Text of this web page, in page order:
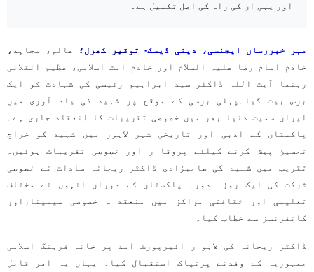
اور یہی ان کی راہ کی اصل تکمیل ہے۔
مہر خبررساں ایجنسی، دینی ڈیسک- توقیر کھرل؛
عالم، مجاہد،
خادمِ امام رضا علیہ السلام اور خادمِ امت اسلامی، عظیم انقلابی
رہنما آیت اللہ ڈاکٹر سید ابراہیم رئیسی کی شہادت کو ایک
برس بیت گیا۔پہلی برسی کے موقع پر شہید کی یاد آوری میں
ایران سمیت دنیا بھر میں خصوصی تقریبات کا انعقاد جاری ہے۔
پاکستان کے ادبی اور تاریخی شہر لاہور میں شہید کو خراج
تحسین پیش کرنے کیلئے پروقا ر اور خصوصی تقریبات ہوئیں۔
تقریب میں شہید کی صاحبزادی ڈاکٹر ریحانہ سادات نے خصوصی
شرکت کی۔ایک روزہ دورہ پاکستان کے دوران انہوں نے مختلف
تعلیمی اور ثقافتی مراکز میں منعقد ہ خصوصی سیمیناراور
کانفرنسز سے خطاب کیا۔
ڈاکٹر ریحانہ کی لاہو ر ائیرپورٹ آمد پر خانہ فرہنگ اسلامی
جمہوریہ کے وفدنے پرتپاک استقبال کیا۔ یہاں یہ امر قابل